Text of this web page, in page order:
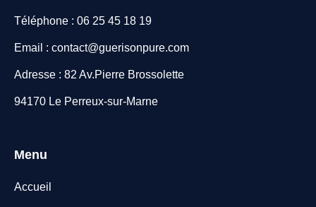
Téléphone : 06 25 45 18 19
Email : contact@guerisonpure.com
Adresse : 82 Av.Pierre Brossolette
94170 Le Perreux-sur-Marne
Menu
Accueil